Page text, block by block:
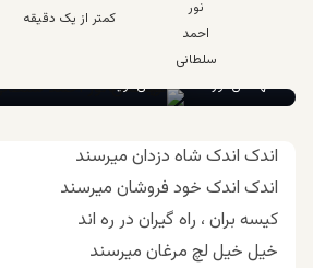
کمتر از یک دقیقه
مهندس نور احمد سلطانی نویسنده
اندک اندک شاه دزدان میرسند
اندک اندک خود فروشان میرسند
کیسه بران ، راه گیران در ره اند
خیل خیل لچ مرغان میرسند